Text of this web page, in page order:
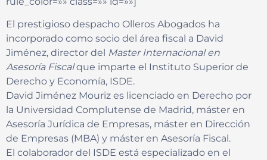
El prestigioso despacho Olleros Abogados ha
incorporado como socio del área fiscal a David
Jiménez, director del Master Internacional en
Asesoría Fiscalque imparte el Instituto Superior de
Derecho y Economía, ISDE.
David Jiménez Mouriz es licenciado en Derecho por
la Universidad Complutense de Madrid, máster en
Asesoría Jurídica de Empresas, máster en Dirección
de Empresas (MBA) y máster en Asesoría Fiscal.
El colaborador del ISDE está especializado en el